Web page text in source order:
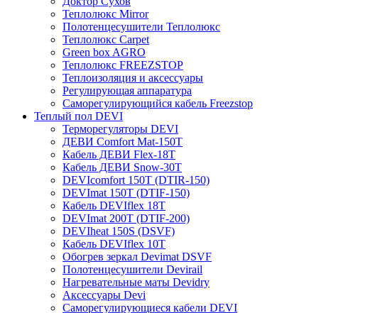
Теплолюкс Mirror
Полотенцесушители Теплолюкс
Теплолюкс Carpet
Green box AGRO
Теплолюкс FREEZSTOP
Теплоизоляция и аксессуары
Регулирующая аппаратура
Cаморегулирующийся кабель Freezstop
Теплый пол DEVI
Терморегуляторы DEVI
ДЕВИ Comfort Mat-150T
Кабель ДЕВИ Flex-18T
Кабель ДЕВИ Snow-30T
DEVIcomfort 150T (DTIR-150)
DEVImat 150T (DTIF-150)
Кабель DEVIflex 18T
DEVImat 200T (DTIF-200)
DEVIheat 150S (DSVF)
Кабель DEVIflex 10T
Обогрев зеркал Devimat DSVF
Полотенцесушители Devirail
Нагревательные маты Devidry
Аксессуары Devi
Саморегулирующиеся кабели DEVI